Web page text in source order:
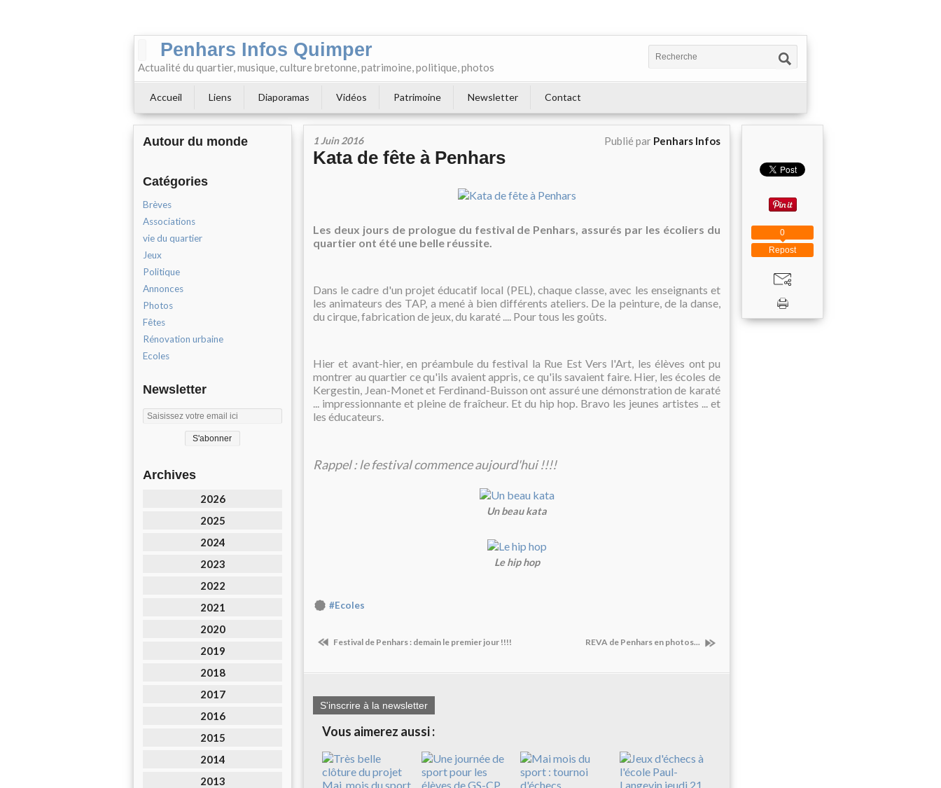
Penhars Infos Quimper
Actualité du quartier, musique, culture bretonne, patrimoine, politique, photos
Accueil Liens Diaporamas Vidéos Patrimoine Newsletter Contact
Autour du monde
Catégories
Brèves
Associations
vie du quartier
Jeux
Politique
Annonces
Photos
Fêtes
Rénovation urbaine
Ecoles
Newsletter
Archives
2026
2025
2024
2023
2022
2021
2020
2019
2018
2017
2016
2015
2014
2013
1 Juin 2016 Publié par Penhars Infos
Kata de fête à Penhars
Les deux jours de prologue du festival de Penhars, assurés par les écoliers du
quartier ont été une belle réussite.
Dans le cadre d'un projet éducatif local (PEL), chaque classe, avec les enseignants et
les animateurs des TAP, a mené à bien différents ateliers. De la peinture, de la danse,
du cirque, fabrication de jeux, du karaté .... Pour tous les goûts.
Hier et avant-hier, en préambule du festival la Rue Est Vers l'Art, les élèves ont pu
montrer au quartier ce qu'ils avaient appris, ce qu'ils savaient faire. Hier, les écoles de
Kergestin, Jean-Monet et Ferdinand-Buisson ont assuré une démonstration de karaté
... impressionnante et pleine de fraîcheur. Et du hip hop. Bravo les jeunes artistes ... et
les éducateurs.
Rappel : le festival commence aujourd'hui !!!!
Un beau kata
Le hip hop
#Ecoles
Festival de Penhars : demain le premier jour !!!! REVA de Penhars en photos...
S'inscrire à la newsletter
Vous aimerez aussi :
Repost
0